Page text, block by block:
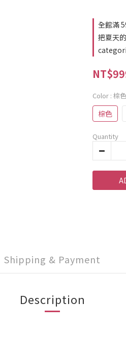
全館滿
把夏天
Color : 棕色
棕色
Quantity
Shipping & Payment
Description